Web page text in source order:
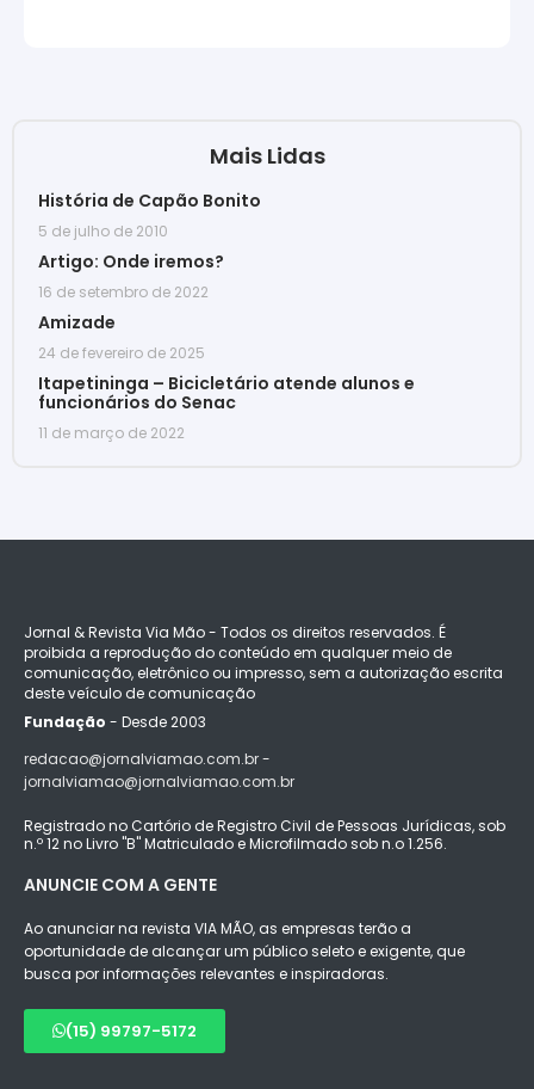
Mais Lidas
História de Capão Bonito
5 de julho de 2010
Artigo: Onde iremos?
16 de setembro de 2022
Amizade
24 de fevereiro de 2025
Itapetininga – Bicicletário atende alunos e
funcionários do Senac
11 de março de 2022
Jornal & Revista Via Mão - Todos os direitos reservados. É
proibida a reprodução do conteúdo em qualquer meio de
comunicação, eletrônico ou impresso, sem a autorização escrita
deste veículo de comunicação
Fundação - Desde 2003
redacao@jornalviamao.com.br -
jornalviamao@jornalviamao.com.br
Registrado no Cartório de Registro Civil de Pessoas Jurídicas, sob
n.º 12 no Livro "B" Matriculado e Microfilmado sob n.o 1.256.
ANUNCIE COM A GENTE
Ao anunciar na revista VIA MÃO, as empresas terão a
oportunidade de alcançar um público seleto e exigente, que
busca por informações relevantes e inspiradoras.
(15) 99797-5172